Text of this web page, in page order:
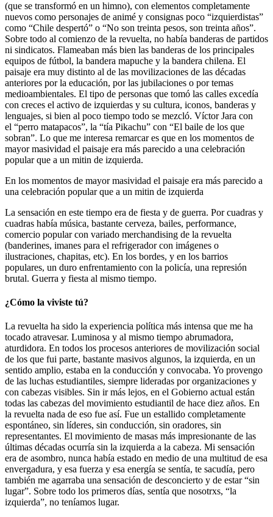
(que se transformó en un himno), con elementos completamente
nuevos como personajes de animé y consignas poco “izquierdistas”
como “Chile despertó” o “No son treinta pesos, son treinta años”.
Sobre todo al comienzo de la revuelta, no había banderas de partidos
ni sindicatos. Flameaban más bien las banderas de los principales
equipos de fútbol, la bandera mapuche y la bandera chilena. El
paisaje era muy distinto al de las movilizaciones de las décadas
anteriores por la educación, por las jubilaciones o por temas
medioambientales. El tipo de personas que tomó las calles excedía
con creces el activo de izquierdas y su cultura, iconos, banderas y
lenguajes, si bien al poco tiempo todo se mezcló. Víctor Jara con
el “perro matapacos”, la “tía Pikachu” con “El baile de los que
sobran”. Lo que me interesa remarcar es que en los momentos de
mayor masividad el paisaje era más parecido a una celebración
popular que a un mitin de izquierda.
En los momentos de mayor masividad el paisaje era más parecido a
una celebración popular que a un mitin de izquierda
La sensación en este tiempo era de fiesta y de guerra. Por cuadras y
cuadras había música, bastante cerveza, bailes, performance,
comercio popular con variado merchandising de la revuelta
(banderines, imanes para el refrigerador con imágenes o
ilustraciones, chapitas, etc). En los bordes, y en los barrios
populares, un duro enfrentamiento con la policía, una represión
brutal. Guerra y fiesta al mismo tiempo.
¿Cómo la viviste tú?
La revuelta ha sido la experiencia política más intensa que me ha
tocado atravesar. Luminosa y al mismo tiempo abrumadora,
aturdidora. En todos los procesos anteriores de movilización social
de los que fui parte, bastante masivos algunos, la izquierda, en un
sentido amplio, estaba en la conducción y convocaba. Yo provengo
de las luchas estudiantiles, siempre lideradas por organizaciones y
con cabezas visibles. Sin ir más lejos, en el Gobierno actual están
todas las cabezas del movimiento estudiantil de hace diez años. En
la revuelta nada de eso fue así. Fue un estallido completamente
espontáneo, sin líderes, sin conducción, sin oradores, sin
representantes. El movimiento de masas más impresionante de las
últimas décadas ocurría sin la izquierda a la cabeza. Mi sensación
era de asombro, nunca había estado en medio de una multitud de esa
envergadura, y esa fuerza y esa energía se sentía, te sacudía, pero
también me agarraba una sensación de desconcierto y de estar “sin
lugar”. Sobre todo los primeros días, sentía que nosotrxs, “la
izquierda”, no teníamos lugar.